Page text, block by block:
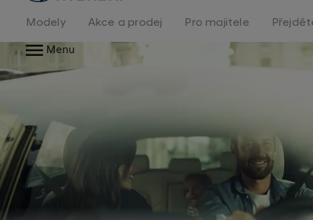
na
homepage
Modely Akce a prodej Pro majitele
Menu